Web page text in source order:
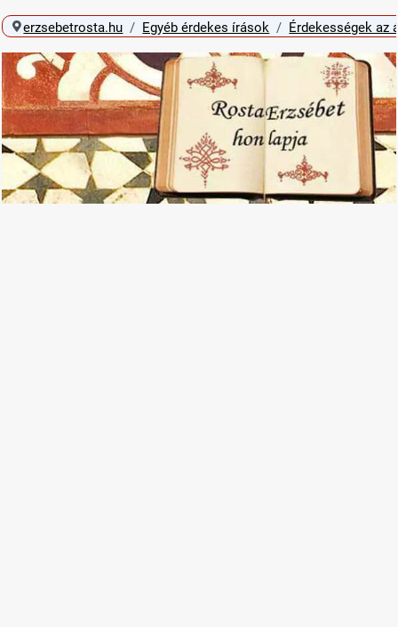
erzsebetrosta.hu Egyéb érdekes írások Érdekességek az